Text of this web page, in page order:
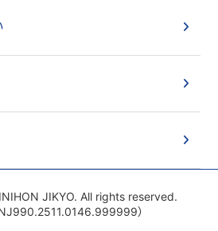
JIKYO. All rights reserved.
NJ990.2511.0146.999999）